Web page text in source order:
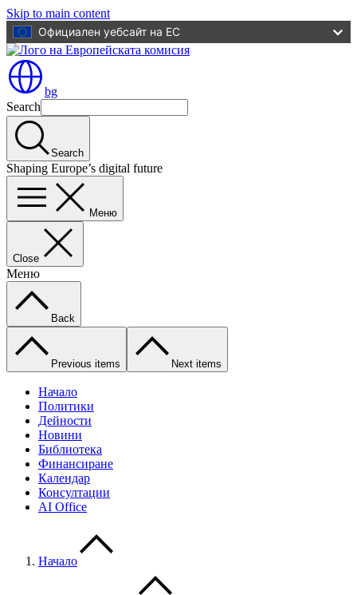
Skip to main content
Официален уебсайт на ЕС
bg
Search
Search
Shaping Europe’s digital future
Меню
Close
Меню
Back
Previous items Next items
Начало
Политики
Дейности
Новини
Библиотека
Финансиране
Календар
Консултации
AI Office
Начало